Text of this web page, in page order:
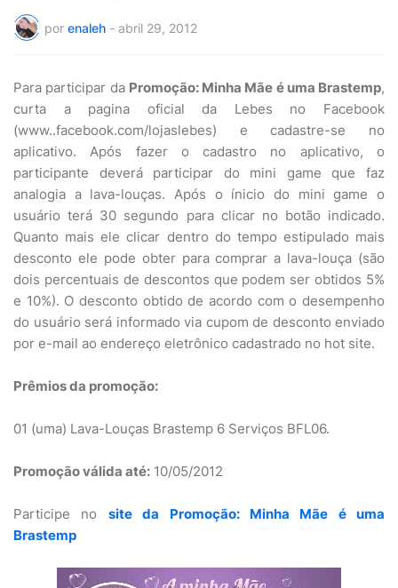
por enaleh - abril 29, 2012
Para participar da Promoção: Minha Mãe é uma Brastemp,
curta a pagina oficial da Lebes no Facebook
(www..facebook.com/lojaslebes) e cadastre-se no
aplicativo. Após fazer o cadastro no aplicativo, o
participante deverá participar do mini game que faz
analogia a lava-louças. Após o ínicio do mini game o
usuário terá 30 segundo para clicar no botão indicado.
Quanto mais ele clicar dentro do tempo estipulado mais
desconto ele pode obter para comprar a lava-louça (são
dois percentuais de descontos que podem ser obtidos 5%
e 10%). O desconto obtido de acordo com o desempenho
do usuário será informado via cupom de desconto enviado
por e-mail ao endereço eletrônico cadastrado no hot site.
Prêmios da promoção:
01 (uma) Lava-Louças Brastemp 6 Serviços BFL06.
Promoção válida até: 10/05/2012
Participe no site da Promoção: Minha Mãe é uma
Brastemp